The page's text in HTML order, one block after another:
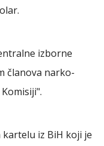
izborne
članova narko-
iz BiH koji je